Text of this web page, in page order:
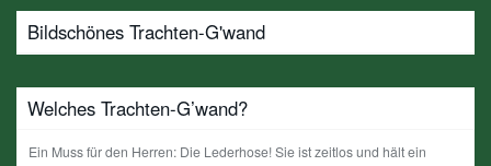
Bildschönes Trachten-G'wand
Welches Trachten-G’wand?
Ein Muss für den Herren: Die Lederhose! Sie ist zeitlos und hält ein